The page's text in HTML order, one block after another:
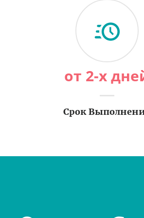
от 2-х
Срок